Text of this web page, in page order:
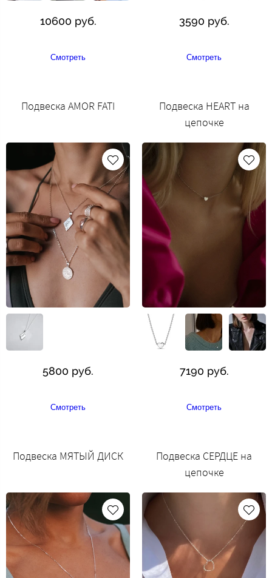
10600 руб.
Смотреть
3590 руб.
Смотреть
Подвеска AMOR FATI
5800 руб.
Смотреть
Подвеска HEART на
цепочке
7190 руб.
Смотреть
Подвеска МЯТЫЙ ДИСК
Подвеска СЕРДЦЕ на
цепочке